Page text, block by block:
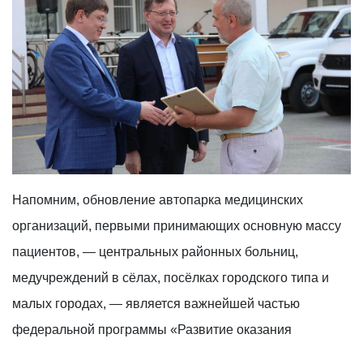
Напомним, обновление автопарка медицинских
организаций, первыми принимающих основную массу
пациентов, — центральных районных больниц,
медучреждений в сёлах, посёлках городского типа и
малых городах, — является важнейшей частью
федеральной программы «Развитие оказания